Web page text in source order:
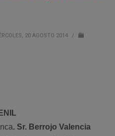
20 AGOSTO 2014
/
. Sr. Berrojo Valencia